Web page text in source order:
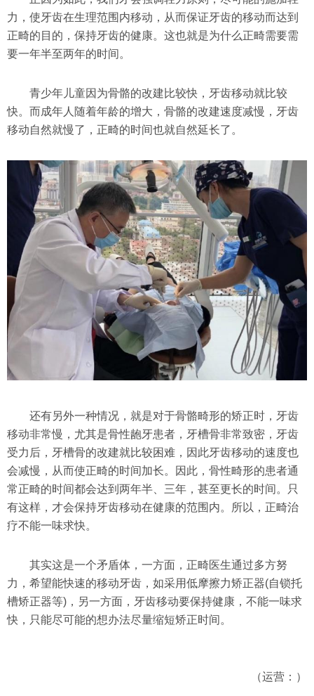
力，使牙齿在生理范围内移动，从而保证牙齿的移动而达到
正畸的目的，保持牙齿的健康。这也就是为什么正畸需要需
要一年半至两年的时间。
青少年儿童因为骨骼的改建比较快，牙齿移动就比较
快。而成年人随着年龄的增大，骨骼的改建速度减慢，牙齿
移动自然就慢了，正畸的时间也就自然延长了。
还有另外一种情况，就是对于骨骼畸形的矫正时，牙齿
移动非常慢，尤其是骨性龅牙患者，牙槽骨非常致密，牙齿
受力后，牙槽骨的改建就比较困难，因此牙齿移动的速度也
会减慢，从而使正畸的时间加长。因此，骨性畸形的患者通
常正畸的时间都会达到两年半、三年，甚至更长的时间。只
有这样，才会保持牙齿移动在健康的范围内。所以，正畸治
疗不能一味求快。
其实这是一个矛盾体，一方面，正畸医生通过多方努
力，希望能快速的移动牙齿，如采用低摩擦力矫正器(自锁托
槽矫正器等)，另一方面，牙齿移动要保持健康，不能一味求
快，只能尽可能的想办法尽量缩短矫正时间。
（运营：）